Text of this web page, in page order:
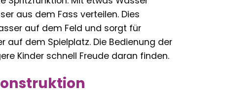
aus dem Fass verteilen. Dies
auf dem Feld und sorgt für
auf dem Spielplatz. Die Bedienung der
Kinder schnell Freude daran finden.